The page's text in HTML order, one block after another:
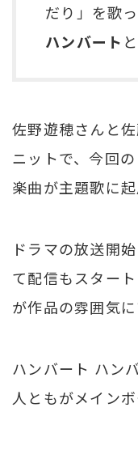
だり」を歌
ハンバート
佐野遊穂さんと
ニットで、今回
楽曲が主題歌に起
ドラマの放送開
て配信もスター
が作品の雰囲気
ハンバート ハン
人ともがメイン